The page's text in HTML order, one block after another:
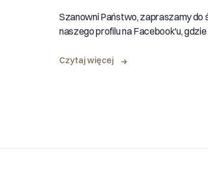
Szanowni Państwo, zapraszamy do
naszego profilu na Facebook'u, gdzie
Czytaj więcej